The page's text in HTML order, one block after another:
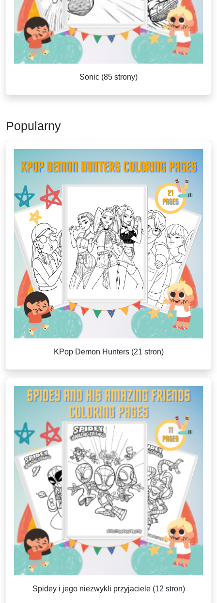
Sonic (85 strony)
Popularny
KPop Demon Hunters (21 stron)
Spidey i jego niezwykli przyjaciele (12 stron)